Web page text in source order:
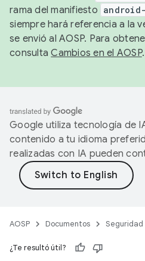
rama del manifiesto
siempre hará referencia a la
se envió al AOSP. Para
consultaCambios en el AOSP.
Google utiliza tecnología de
contenido a tu idioma
realizadas con IA pueden
AOSP Documentos Seguridad
¿Te resultó útil?